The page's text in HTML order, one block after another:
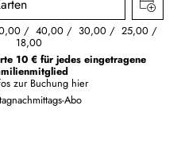
40,00 30,00 25,00
18,00
10 € für jedes eingetragene
zur Buchung hier
Abo